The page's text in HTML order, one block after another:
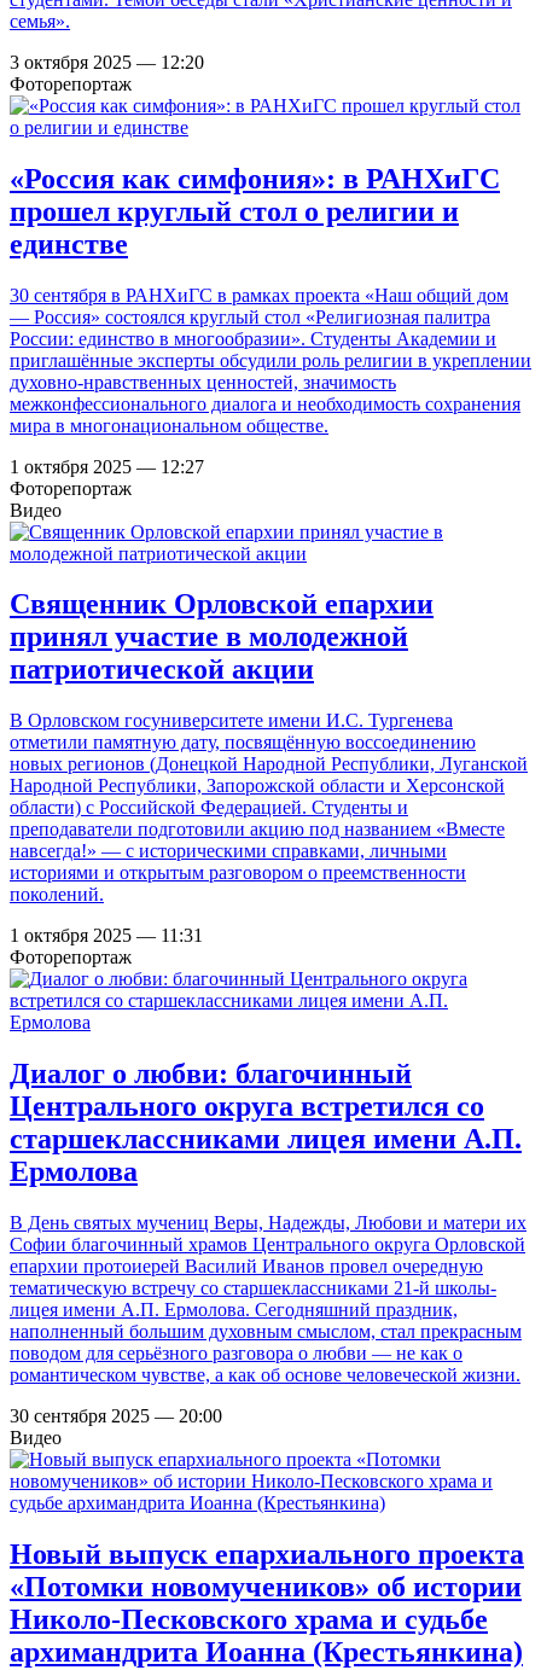
семья».
3 октября 2025 — 12:20
Фоторепортаж
«Россия как симфония»: в РАНХиГС
прошел круглый стол о религии и
единстве
30 сентября в РАНХиГС в рамках проекта «Наш общий дом
— Россия» состоялся круглый стол «Религиозная палитра
России: единство в многообразии». Студенты Академии и
приглашённые эксперты обсудили роль религии в укреплении
духовно-нравственных ценностей, значимость
межконфессионального диалога и необходимость сохранения
мира в многонациональном обществе.
1 октября 2025 — 12:27
Фоторепортаж
Видео
Священник Орловской епархии
принял участие в молодежной
патриотической акции
В Орловском госуниверситете имени И.С. Тургенева
отметили памятную дату, посвящённую воссоединению
новых регионов (Донецкой Народной Республики, Луганской
Народной Республики, Запорожской области и Херсонской
области) с Российской Федерацией. Студенты и
преподаватели подготовили акцию под названием «Вместе
навсегда!» — с историческими справками, личными
историями и открытым разговором о преемственности
поколений.
1 октября 2025 — 11:31
Фоторепортаж
Диалог о любви: благочинный
Центрального округа встретился со
старшеклассниками лицея имени А.П.
Ермолова
В День святых мучениц Веры, Надежды, Любови и матери их
Софии благочинный храмов Центрального округа Орловской
епархии протоиерей Василий Иванов провел очередную
тематическую встречу со старшеклассниками 21-й школы-
лицея имени А.П. Ермолова. Сегодняшний праздник,
наполненный большим духовным смыслом, стал прекрасным
поводом для серьёзного разговора о любви — не как о
романтическом чувстве, а как об основе человеческой жизни.
30 сентября 2025 — 20:00
Видео
Новый выпуск епархиального проекта
«Потомки новомучеников» об истории
Николо-Песковского храма и судьбе
архимандрита Иоанна (Крестьянкина)